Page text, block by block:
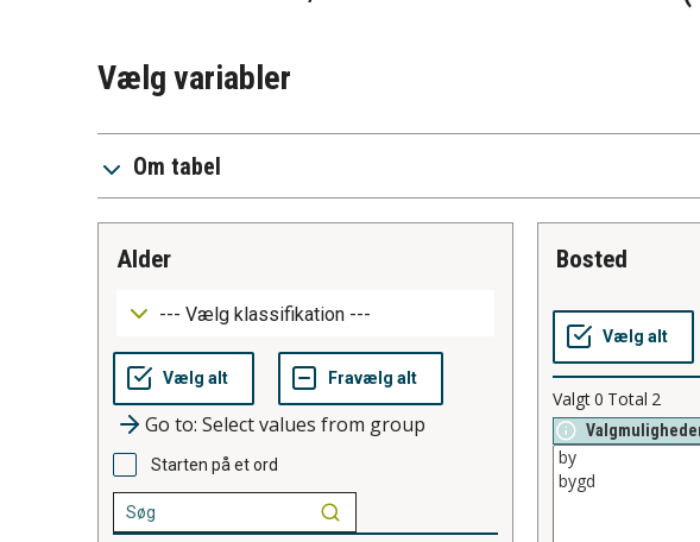
Vælg variabler
Om tabel
alder
Go to: Select values from group
Starten på et ord
bosted
Valgt0 Total 2